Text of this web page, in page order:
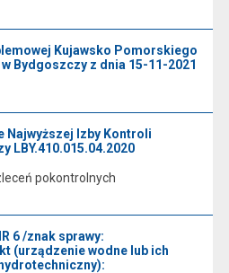
Kujawsko Pomorskiego
Bydgoszczy z dnia 15-11-2021
Najwyższej Izby Kontroli
LBY.410.015.04.2020
pokontrolnych
6 /znak sprawy:
(urządzenie wodne lub ich